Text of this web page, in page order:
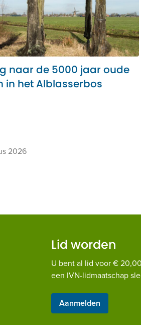
naar de 5000 jaar oude
in het Alblasserbos
2026
Lid worden
U bent al lid voor €
een IVN-lidmaatschap
Aanmelden